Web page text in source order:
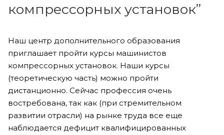
компрессорных установок”
Наш центр дополнительного образования
приглашает пройти курсы машинистов
компрессорных установок. Наши курсы
(теоретическую часть) можно пройти
дистанционно. Сейчас профессия очень
востребована, так как (при стремительном
развитии отрасли) на рынке труда все еще
наблюдается дефицит квалифицированных